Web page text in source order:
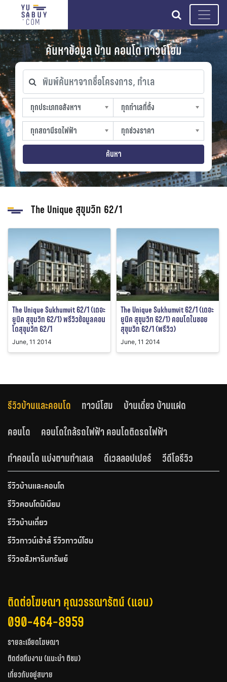
search
ค้นหาข้อมูล บ้าน คอนโด ทาวน์โฮม
พิมพ์ค้นหาจากชื่อโครงการ, ทำเล
ทุกประเภทอสังหาฯ
ทุกประเภทอสังหาฯ
sproperty
ทุกทำเลที่ตั้ง
ทุกทำเลที่ตั้ง
slocation
ทุกสถานีรถไฟฟ้า
ทุกสถานีรถไฟฟ้า
strain-station
ทุกช่วงราคา
ทุกช่วงราคา
sprice
ค้นหา
The Unique สุขุมวิท 62/1
The Unique Sukhumvit 62/1 (เดอะ
ยูนิค สุขุมวิท 62/1) พรีวิวข้อมูลคอน
โดสุขุมวิท 62/1
June, 11 2014
The Unique Sukhumvit 62/1 (เดอะ
ยูนิค สุขุมวิท 62/1) คอนโดในซอย
สุขุมวิท 62/1 (พรีวิว)
June, 11 2014
รีวิวบ้านและคอนโด ทาวน์โฮม
บ้านเดี่ยว บ้านแฝด
คอนโด
คอนโดใกล้รถไฟฟ้า คอนโดติดรถไฟฟ้า
ทำคอนโด แบ่งตามทำเลเล
ดีเวลลอปเปอร์ วีดีโอรีวิว
รีวิวบ้านและคอนโด
รีวิวคอนโดมิเนียม
รีวิวบ้านเดี่ยว
รีวิวทาวน์เฮ้าส์ รีวิวทาวน์โฮม
รีวิวอสังหาริมทรัพย์
ติดต่อโฆษณา คุณวรรณารัตน์ (แอน)
090-464-8959
รายละเอียดโฆษณา
ติดต่อทีมงาน (แนะนำ ติชม)
เกี่ยวกับอยู่สบาย